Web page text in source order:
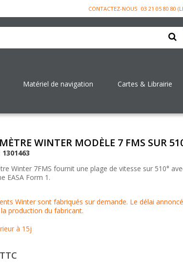
CONTACTEZ-NOUS 03 21 05 80 80
Matériel de navigation Cartes & Librairie
WINTER MODÈLE 7 FMS SUR
1301463
Winter 7FMS fournit une plage de vitesse sur 510°
EASA Form 1.
Winter sont fabriqués sur demande. Le délai
production du fabricant.
à 15j
TTC